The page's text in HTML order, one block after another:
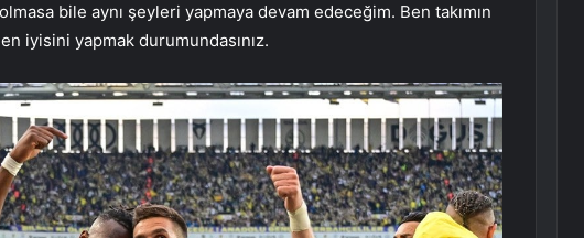
bile aynı şeyleri yapmaya devam edeceğim. Ben takımın
iyisini yapmak durumundasınız.